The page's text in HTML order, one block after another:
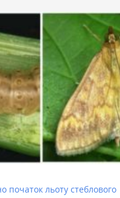
початок льоту стеблового